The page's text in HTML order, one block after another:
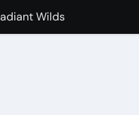
Wilds
disponible para PC y